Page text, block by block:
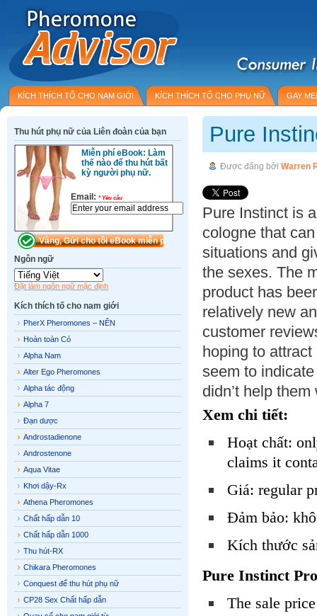
KÍCH THÍCH TỐ CHO NAM GIỚI KÍCH THÍCH TỐ CHO PHỤ NỮ GAY
Pure
Được đăng bởi Warren
Pure Instinct is
cologne that
situations and
the sexes. The
product has
relatively new
customer
hoping to
seem to
didn’t help
Xem chi tiết:
Hoạt chất:
claims it
Giá: regular
Đảm bảo:
Kích thước
Pure Instinct
The sale
Thu hút phụ nữ của Liên đoàn của bạn
Miễn phí eBook: Làm
thế nào để thu hút bất
kỳ người phụ nữ.
Email: *Yêu cầu
Ngôn ngữ
Đặt làm ngôn ngữ mặc định
Kích thích tố cho nam giới
PherX Pheromones – NÊN
Hoàn toàn Có
Alpha Nam
Alter Ego Pheromones
Alpha tác động
Alpha 7
Đạn dược
Androstadienone
Androstenone
Aqua Vitae
Khơi dậy-Rx
Athena Pheromones
Chất hấp dẫn 10
Chất hấp dẫn 1000
Thu hút-RX
Chikara Pheromones
Conquest để thu hút phụ nữ
CP28 Sex Chất hấp dẫn